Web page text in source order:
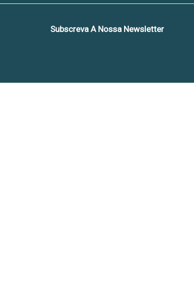
Subscreva A Nossa Newsletter